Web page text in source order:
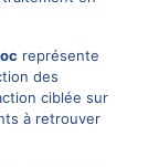
représente
des
ciblée sur
à retrouver